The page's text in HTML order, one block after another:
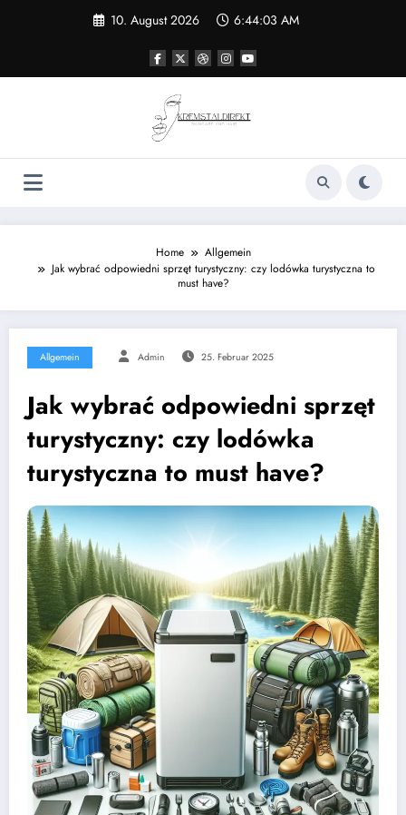
10. August 2026 6:44:03 AM
Home
Allgemein
Jak wybrać odpowiedni sprzęt turystyczny: czy lodówka turystyczna to
must have?
Allgemein Admin 25. Februar 2025
Jak wybrać odpowiedni sprzęt
turystyczny: czy lodówka
turystyczna to must have?